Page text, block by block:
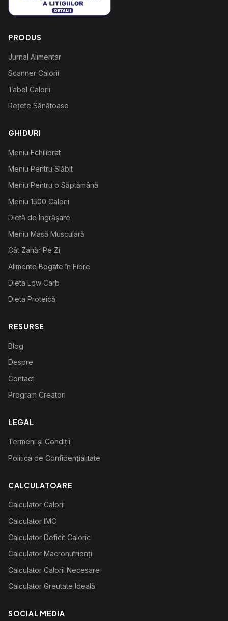
PRODUS
Jurnal Alimentar
Scanner Calorii
Tabel Calorii
Rețete Sănătoase
GHIDURI
Meniu Echilibrat
Meniu Pentru Slăbit
Meniu Pentru o Săptămână
Meniu 1500 Calorii
Dietă de Îngrășare
Meniu Masă Musculară
Cât Zahăr Pe Zi
Alimente Bogate în Fibre
Dieta Low Carb
Dieta Proteică
RESURSE
Blog
Despre
Contact
Program Creatori
LEGAL
Termeni și Condiții
Politica de Confidențialitate
CALCULATOARE
Calculator Calorii
Calculator IMC
Calculator Deficit Caloric
Calculator Macronutrienți
Calculator Calorii Necesare
Calculator Greutate Ideală
SOCIAL MEDIA